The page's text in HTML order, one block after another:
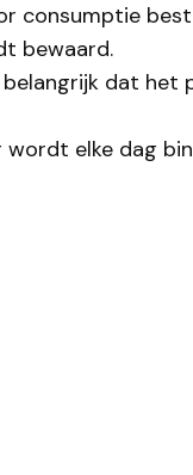
consumptie
bewaard.
belangrijk dat
elke dag